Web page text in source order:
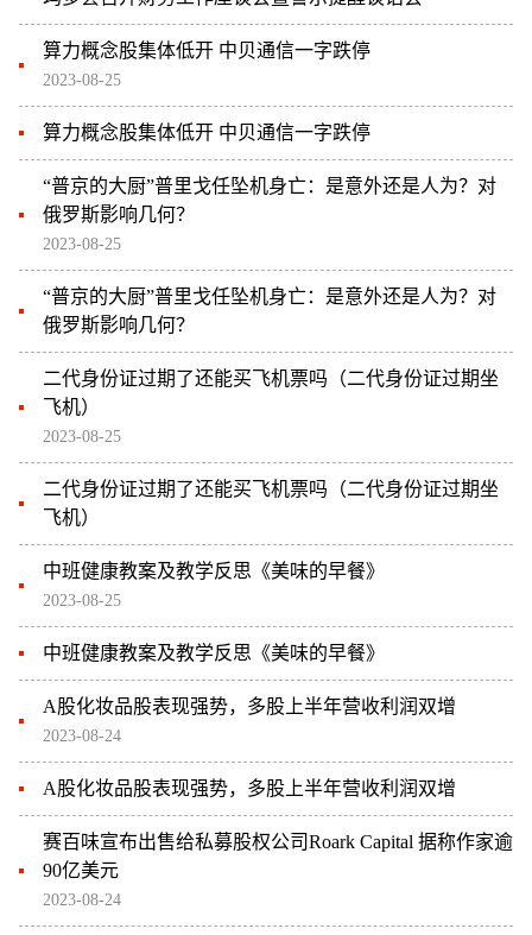
算力概念股集体低开 中贝通信一字跌停
2023-08-25
算力概念股集体低开 中贝通信一字跌停
“普京的大厨”普里戈任坠机身亡：是意外还是人为？对
俄罗斯影响几何？
2023-08-25
“普京的大厨”普里戈任坠机身亡：是意外还是人为？对
俄罗斯影响几何？
二代身份证过期了还能买飞机票吗（二代身份证过期坐
飞机）
2023-08-25
二代身份证过期了还能买飞机票吗（二代身份证过期坐
飞机）
中班健康教案及教学反思《美味的早餐》
2023-08-25
中班健康教案及教学反思《美味的早餐》
A股化妆品股表现强势，多股上半年营收利润双增
2023-08-24
A股化妆品股表现强势，多股上半年营收利润双增
赛百味宣布出售给私募股权公司Roark Capital 据称作家逾
90亿美元
2023-08-24